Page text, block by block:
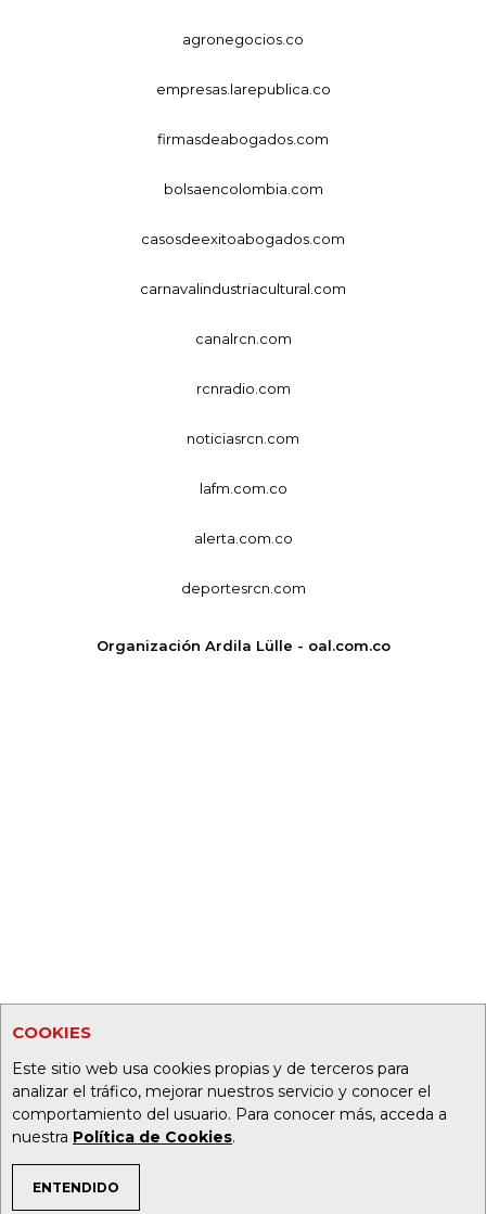
COOKIES
Este sitio web usa cookies propias y de terceros para
analizar el tráfico, mejorar nuestros servicio y conocer el
comportamiento del usuario. Para conocer más, acceda a
nuestra Política de Cookies.
ENTENDIDO
TEMAS DE INTERÉS
agronegocios.co
empresas.larepublica.co
firmasdeabogados.com
bolsaencolombia.com
casosdeexitoabogados.com
carnavalindustriacultural.com
canalrcn.com
rcnradio.com
noticiasrcn.com
lafm.com.co
alerta.com.co
deportesrcn.com
Organización Ardila Lülle - oal.com.co